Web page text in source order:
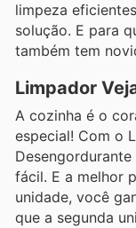
limpeza
solução. E para
também tem
Limpador
A cozinha é o
especial! Com o
fácil. E a melhor
unidade, você
que a segunda